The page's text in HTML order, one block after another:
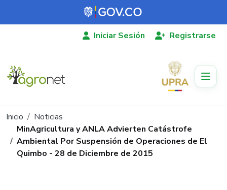
Pasar al contenido principal
Iniciar Sesión Registrarse
Ruta de navegación
Inicio
Noticias
MinAgricultura y ANLA Advierten Catástrofe
Ambiental Por Suspensión de Operaciones de El
Quimbo - 28 de Diciembre de 2015